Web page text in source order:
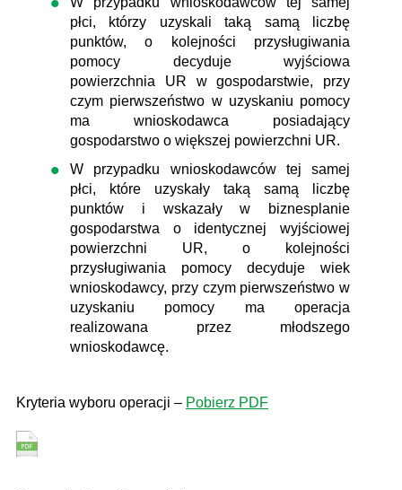
płci, którzy uzyskali taką samą liczbę
punktów, o kolejności przysługiwania
pomocy decyduje wyjściowa
powierzchnia UR w gospodarstwie, przy
czym pierwszeństwo w uzyskaniu pomocy
ma wnioskodawca posiadający
gospodarstwo o większej powierzchni UR.
W przypadku wnioskodawców tej samej
płci, które uzyskały taką samą liczbę
punktów i wskazały w biznesplanie
gospodarstwa o identycznej wyjściowej
powierzchni UR, o kolejności
przysługiwania pomocy decyduje wiek
wnioskodawcy, przy czym pierwszeństwo w
uzyskaniu pomocy ma operacja
realizowana przez młodszego
wnioskodawcę.
Kryteria wyboru operacji – Pobierz PDF